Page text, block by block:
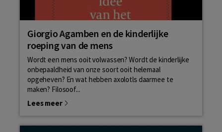
Giorgio Agamben en de kinderlijke
roeping van de mens
Wordt een mens ooit volwassen? Wordt de kinderlijke
onbepaaldheid van onze soort ooit helemaal
opgeheven? En wat hebben axolotls daarmee te
maken? Filosoof...
Lees meer